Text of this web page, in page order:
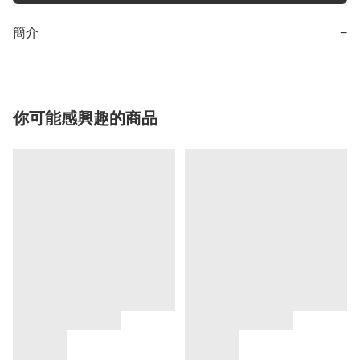
簡介 −
你可能感興趣的商品